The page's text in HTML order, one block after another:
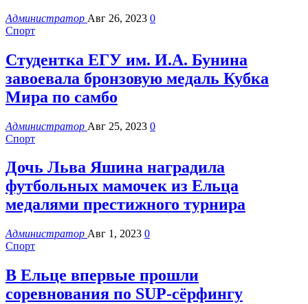
Администратор Авг 26, 2023 0
Спорт
Студентка ЕГУ им. И.А. Бунина
завоевала бронзовую медаль Кубка
Мира по самбо
Администратор Авг 25, 2023 0
Спорт
Дочь Льва Яшина наградила
футбольных мамочек из Ельца
медалями престижного турнира
Администратор Авг 1, 2023 0
Спорт
В Ельце впервые прошли
соревнования по SUP-сёрфингу